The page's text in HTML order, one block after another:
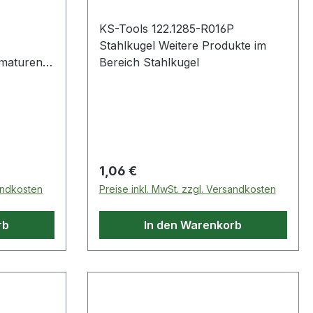
KS-Tools 122.1285-R016P
Stahlkugel Weitere Produkte im
Bereich Stahlkugel
Regulärer Preis:
1,06 €
Preise inkl. MwSt. zzgl. Versandkosten
In den Warenkorb